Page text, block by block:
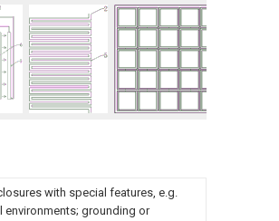
with special features, e.g.
environments; grounding or